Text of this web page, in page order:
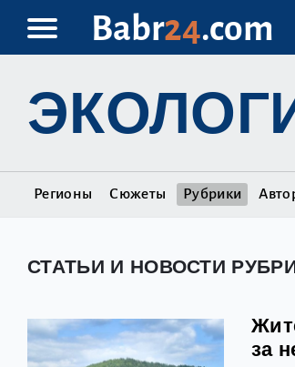
Babr24.com
Регионы Сюжеты Рубрики
СТАТЬИ И НОВОСТИ
за